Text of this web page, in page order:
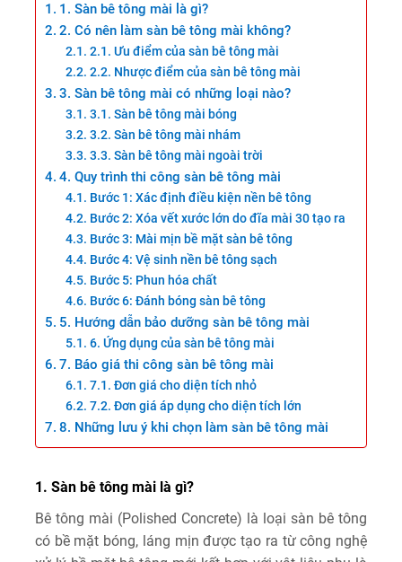
1. Sàn bê tông mài là gì?
2. Có nên làm sàn bê tông mài không?
2.1. Ưu điểm của sàn bê tông mài
2.2. Nhược điểm của sàn bê tông mài
3. Sàn bê tông mài có những loại nào?
3.1. Sàn bê tông mài bóng
3.2. Sàn bê tông mài nhám
3.3. Sàn bê tông mài ngoài trời
4. Quy trình thi công sàn bê tông mài
Bước 1: Xác định điều kiện nền bê tông
Bước 2: Xóa vết xước lớn do đĩa mài 30 tạo ra
Bước 3: Mài mịn bề mặt sàn bê tông
Bước 4: Vệ sinh nền bê tông sạch
Bước 5: Phun hóa chất
Bước 6: Đánh bóng sàn bê tông
5. Hướng dẫn bảo dưỡng sàn bê tông mài
6. Ứng dụng của sàn bê tông mài
7. Báo giá thi công sàn bê tông mài
7.1. Đơn giá cho diện tích nhỏ
7.2. Đơn giá áp dụng cho diện tích lớn
8. Những lưu ý khi chọn làm sàn bê tông mài
1. Sàn bê tông mài là gì?
Bê tông mài (Polished Concrete) là loại sàn bê tông
có bề mặt bóng, láng mịn được tạo ra từ công nghệ